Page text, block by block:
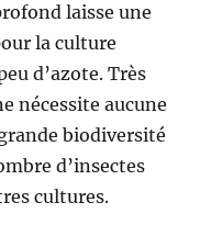
laisse une
la culture
d’azote. Très
nécessite aucune
biodiversité
d’insectes
cultures.